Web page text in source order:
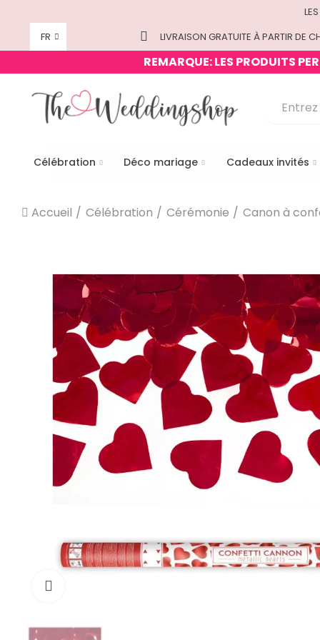
FR
LIVRAISON GRATUITE À PARTIR DE
REMARQUE: LES PRODUITS
Célébration Déco mariage Cadeaux invités
Accueil Célébration Cérémonie Canon à